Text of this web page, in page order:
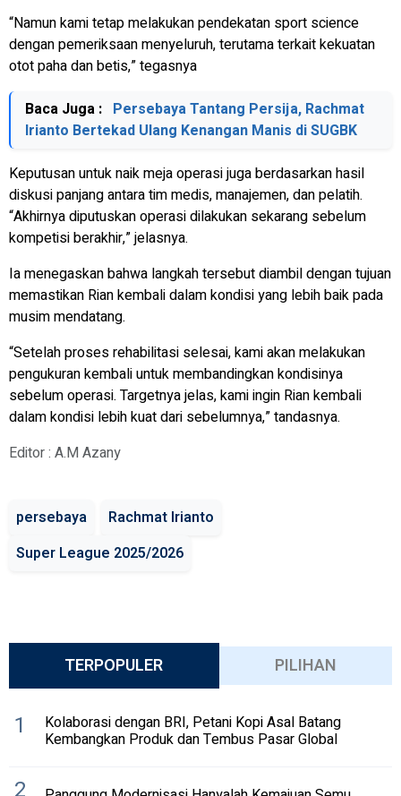
“Namun kami tetap melakukan pendekatan sport science
dengan pemeriksaan menyeluruh, terutama terkait kekuatan
otot paha dan betis,” tegasnya
Baca Juga : Persebaya Tantang Persija, Rachmat
Irianto Bertekad Ulang Kenangan Manis di SUGBK
Keputusan untuk naik meja operasi juga berdasarkan hasil
diskusi panjang antara tim medis, manajemen, dan pelatih.
“Akhirnya diputuskan operasi dilakukan sekarang sebelum
kompetisi berakhir,” jelasnya.
Ia menegaskan bahwa langkah tersebut diambil dengan tujuan
memastikan Rian kembali dalam kondisi yang lebih baik pada
musim mendatang.
“Setelah proses rehabilitasi selesai, kami akan melakukan
pengukuran kembali untuk membandingkan kondisinya
sebelum operasi. Targetnya jelas, kami ingin Rian kembali
dalam kondisi lebih kuat dari sebelumnya,” tandasnya.
Editor : A.M Azany
persebaya
Rachmat Irianto
Super League 2025/2026
TERPOPULER PILIHAN
1 Kolaborasi dengan BRI, Petani Kopi Asal Batang
Kembangkan Produk dan Tembus Pasar Global